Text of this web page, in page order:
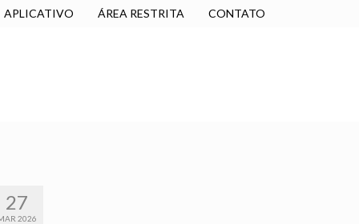
APLICATIVO ÁREA RESTRITA CONTATO
27
2026